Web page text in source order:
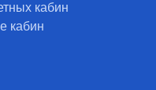
кабин
кабин